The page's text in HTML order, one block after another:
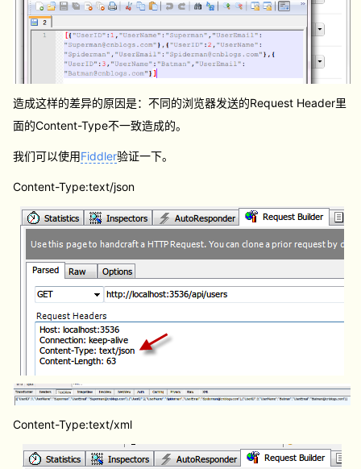
造成这样的差异的原因是：不同的浏览器发送的Request Header里
面的Content-Type不一致造成的。
我们可以使用Fiddler验证一下。
Content-Type:text/json
Content-Type:text/xml